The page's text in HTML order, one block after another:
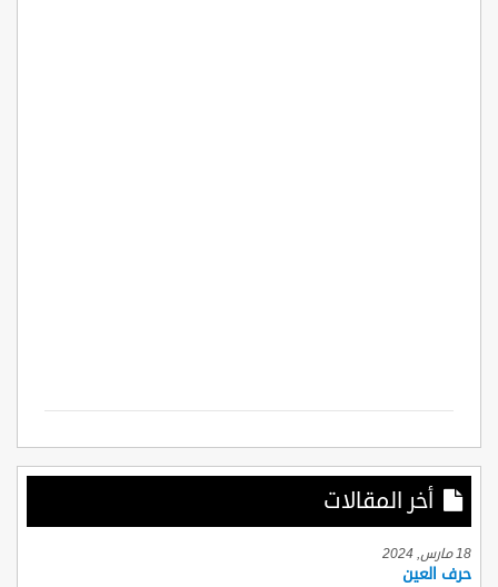
أخر المقالات
18 مارس, 2024
حرف العين